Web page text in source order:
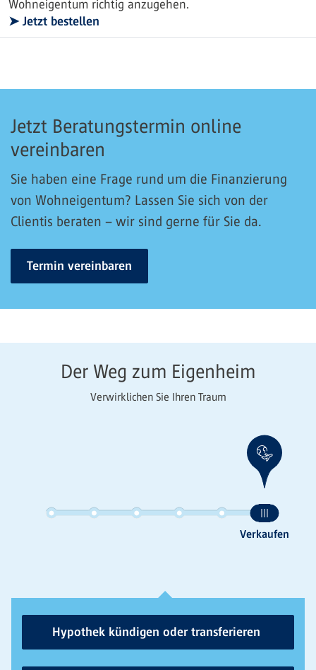
Wohneigentum richtig anzugehen.
➤ Jetzt bestellen
Jetzt Beratungstermin online
vereinbaren
Sie haben eine Frage rund um die Finanzierung
von Wohneigentum? Lassen Sie sich von der
Clientis beraten – wir sind gerne für Sie da.
Termin vereinbaren
Der Weg zum Eigenheim
Verwirklichen Sie Ihren Traum
Hypothek kündigen oder transferieren